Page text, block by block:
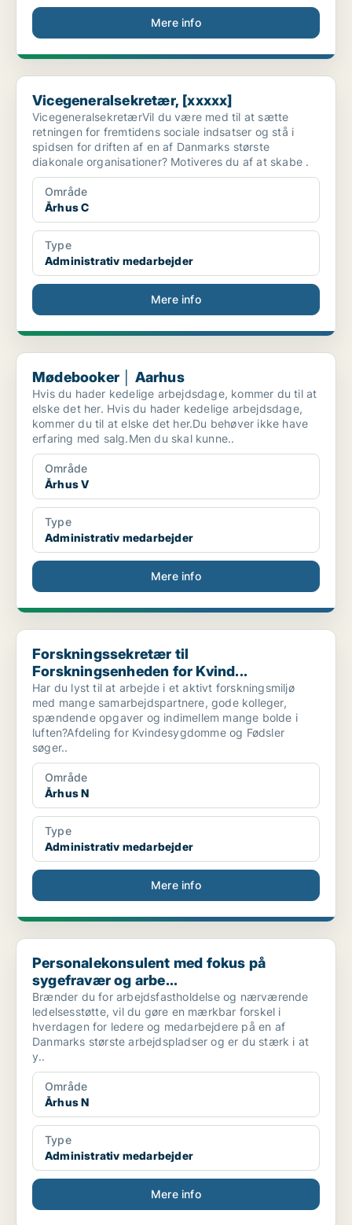
Mere info
Vicegeneralsekretær, [xxxxx]
Vicegeneralsekretær, [xxxxx]
VicegeneralsekretærVil du være med til at sætte
retningen for fremtidens sociale indsatser og stå i
spidsen for driften af en af Danmarks største
diakonale organisationer? Motiveres du af at skabe .
Område
Århus C
Type
Administrativ medarbejder
Mere info
Mødebooker │ Aarhus
Mødebooker │ Aarhus
Hvis du hader kedelige arbejdsdage, kommer du til at
elske det her. Hvis du hader kedelige arbejdsdage,
kommer du til at elske det her.Du behøver ikke have
erfaring med salg.Men du skal kunne..
Område
Århus V
Type
Administrativ medarbejder
Mere info
Forskningssekretær til Forskningsenheden for Kvind...
Forskningssekretær til
Forskningsenheden for Kvind...
Har du lyst til at arbejde i et aktivt forskningsmiljø
med mange samarbejdspartnere, gode kolleger,
spændende opgaver og indimellem mange bolde i
luften?Afdeling for Kvindesygdomme og Fødsler
søger..
Område
Århus N
Type
Administrativ medarbejder
Mere info
Personalekonsulent med fokus på sygefravær og arbe...
Personalekonsulent med fokus på
sygefravær og arbe...
Brænder du for arbejdsfastholdelse og nærværende
ledelsesstøtte, vil du gøre en mærkbar forskel i
hverdagen for ledere og medarbejdere på en af
Danmarks største arbejdspladser og er du stærk i at
y..
Område
Århus N
Type
Administrativ medarbejder
Mere info